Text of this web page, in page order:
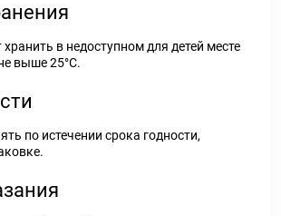
хранить в недоступном для детей месте
выше 25°С.
по истечении срока годности,